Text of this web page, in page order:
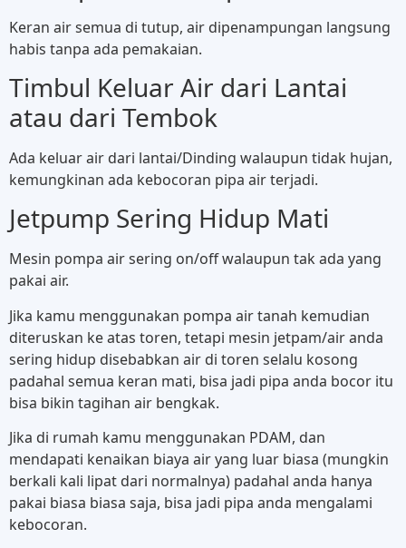
Keran air semua di tutup, air dipenampungan langsung
habis tanpa ada pemakaian.
Timbul Keluar Air dari Lantai
atau dari Tembok
Ada keluar air dari lantai/Dinding walaupun tidak hujan,
kemungkinan ada kebocoran pipa air terjadi.
Jetpump Sering Hidup Mati
Mesin pompa air sering on/off walaupun tak ada yang
pakai air.
Jika kamu menggunakan pompa air tanah kemudian
diteruskan ke atas toren, tetapi mesin jetpam/air anda
sering hidup disebabkan air di toren selalu kosong
padahal semua keran mati, bisa jadi pipa anda bocor itu
bisa bikin tagihan air bengkak.
Jika di rumah kamu menggunakan PDAM, dan
mendapati kenaikan biaya air yang luar biasa (mungkin
berkali kali lipat dari normalnya) padahal anda hanya
pakai biasa biasa saja, bisa jadi pipa anda mengalami
kebocoran.